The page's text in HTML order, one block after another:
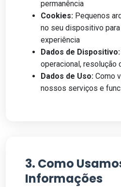
permanência
Cookies: Pequenos
no seu dispositivo
experiência
Dados de Dispositivo:
operacional, resolução
Dados de Uso: Como
nossos serviços e
3. Como
Informações